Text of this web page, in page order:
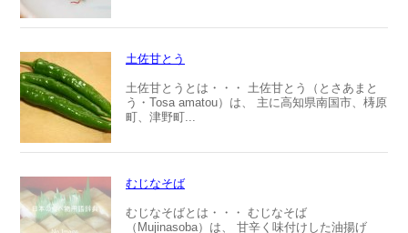
土佐甘とう
土佐甘とうとは・・・ 土佐甘とう（とさあまと
う・Tosa amatou）は、 主に高知県南国市、梼原
町、津野町...
むじなそば
むじなそばとは・・・ むじなそば
（Mujinasoba）は、 甘辛く味付けした油揚げ